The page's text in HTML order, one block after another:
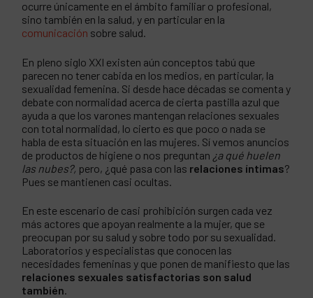
ocurre únicamente en el ámbito familiar o profesional,
sino también en la salud, y en particular en la
comunicación sobre salud.
En pleno siglo XXI existen aún conceptos tabú que
parecen no tener cabida en los medios, en particular, la
sexualidad femenina. Si desde hace décadas se comenta y
debate con normalidad acerca de cierta pastilla azul que
ayuda a que los varones mantengan relaciones sexuales
con total normalidad, lo cierto es que poco o nada se
habla de esta situación en las mujeres. Sí vemos anuncios
de productos de higiene o nos preguntan ¿a qué huelen
las nubes?, pero, ¿qué pasa con las relaciones íntimas?
Pues se mantienen casi ocultas.
En este escenario de casi prohibición surgen cada vez
más actores que apoyan realmente a la mujer, que se
preocupan por su salud y sobre todo por su sexualidad.
Laboratorios y especialistas que conocen las
necesidades femeninas y que ponen de manifiesto que las
relaciones sexuales satisfactorias son salud
también.